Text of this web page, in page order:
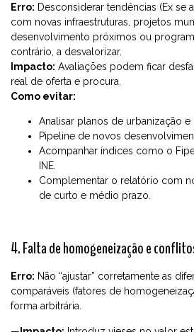
Erro: Desconsiderar tendências (Ex se
com novas infraestruturas, projetos
desenvolvimento próximos ou
contrário, a desvalorizar.
Impacto: Avaliações podem ficar
real de oferta e procura.
Como evitar:
Analisar planos de urbanização e
Pipeline de novos
Acompanhar índices como o
INE.
Complementar o relatório com
de curto e médio prazo.
4. Falta de homogeneização e
Erro: Não “ajustar” corretamente as
comparáveis (fatores de
forma arbitrária.